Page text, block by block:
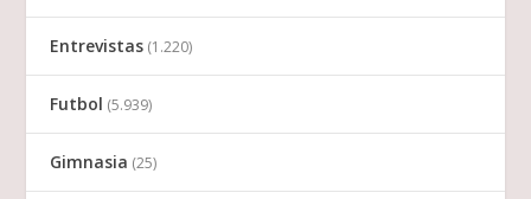
Entrevistas (1.220)
Futbol (5.939)
Gimnasia (25)